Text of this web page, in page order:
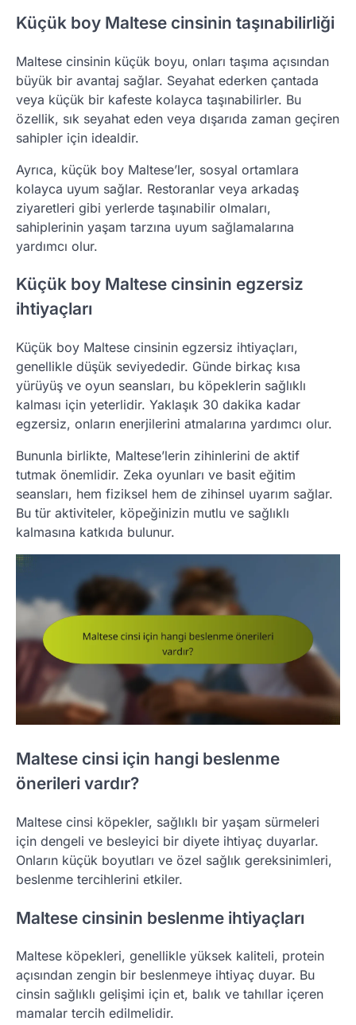
Küçük boy Maltese cinsinin taşınabilirliği
Maltese cinsinin küçük boyu, onları taşıma açısından
büyük bir avantaj sağlar. Seyahat ederken çantada
veya küçük bir kafeste kolayca taşınabilirler. Bu
özellik, sık seyahat eden veya dışarıda zaman geçiren
sahipler için idealdir.
Ayrıca, küçük boy Maltese’ler, sosyal ortamlara
kolayca uyum sağlar. Restoranlar veya arkadaş
ziyaretleri gibi yerlerde taşınabilir olmaları,
sahiplerinin yaşam tarzına uyum sağlamalarına
yardımcı olur.
Küçük boy Maltese cinsinin egzersiz
ihtiyaçları
Küçük boy Maltese cinsinin egzersiz ihtiyaçları,
genellikle düşük seviyededir. Günde birkaç kısa
yürüyüş ve oyun seansları, bu köpeklerin sağlıklı
kalması için yeterlidir. Yaklaşık 30 dakika kadar
egzersiz, onların enerjilerini atmalarına yardımcı olur.
Bununla birlikte, Maltese’lerin zihinlerini de aktif
tutmak önemlidir. Zeka oyunları ve basit eğitim
seansları, hem fiziksel hem de zihinsel uyarım sağlar.
Bu tür aktiviteler, köpeğinizin mutlu ve sağlıklı
kalmasına katkıda bulunur.
Maltese cinsi için hangi beslenme
önerileri vardır?
Maltese cinsi köpekler, sağlıklı bir yaşam sürmeleri
için dengeli ve besleyici bir diyete ihtiyaç duyarlar.
Onların küçük boyutları ve özel sağlık gereksinimleri,
beslenme tercihlerini etkiler.
Maltese cinsinin beslenme ihtiyaçları
Maltese köpekleri, genellikle yüksek kaliteli, protein
açısından zengin bir beslenmeye ihtiyaç duyar. Bu
cinsin sağlıklı gelişimi için et, balık ve tahıllar içeren
mamalar tercih edilmelidir.